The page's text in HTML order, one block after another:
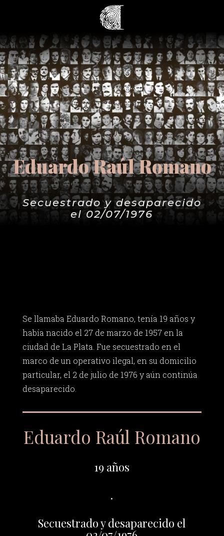
Eduardo Raúl Romano
Secuestrado y desaparecido
el 02/07/1976
Se llamaba Eduardo Romano, tenía 19 años y
había nacido el 27 de marzo de 1957 en la
ciudad de La Plata. Fue secuestrado en el
marco de un operativo ilegal, en su domicilio
particular, el 2 de julio de 1976 y aún continúa
desaparecido.
Eduardo Raúl Romano
19 años
.
Secuestrado y desaparecido el